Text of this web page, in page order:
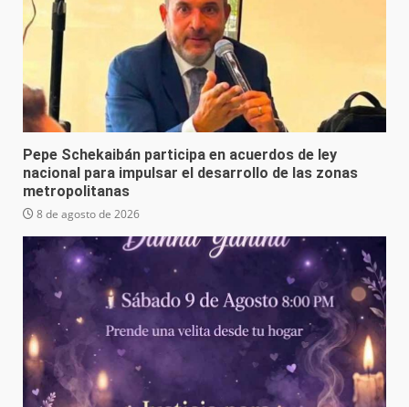
Pepe Schekaibán participa en acuerdos de ley
nacional para impulsar el desarrollo de las zonas
metropolitanas
8 de agosto de 2026